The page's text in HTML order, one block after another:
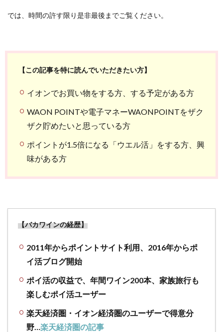
では、時間の許す限り是非最後までご覧ください。
【この記事を特に読んでいただきたい方】
イオンでお買い物をする方、する予定がある方
WAON POINTや電子マネーWAONPOINTをザク
ザク貯めたいと思っている方
ポイントが1.5倍になる「ウエル活」をする方、興
味がある方
【バカワインの経歴】
2011年からポイントサイト利用、2016年からポ
イ活ブログ開始
ポイ活の収益で、年間ワイン200本、家族旅行も
楽しむポイ活ユーザー
楽天経済圏・イオン経済圏のユーザーで得意分
野…楽天経済圏の記事